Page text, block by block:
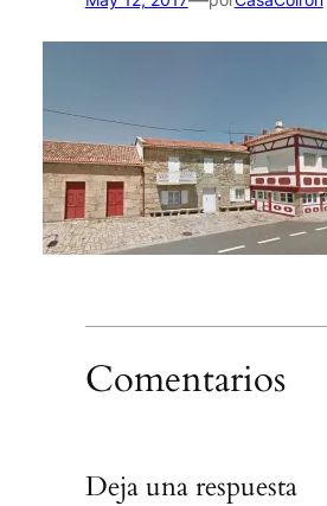
Comentarios
Deja una respuesta